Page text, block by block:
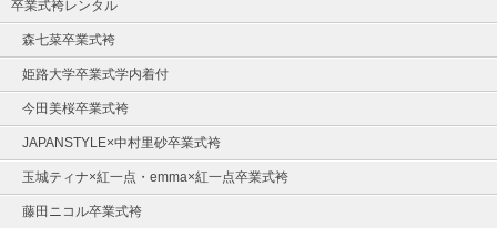
卒業式袴レンタル
森七菜卒業式袴
姫路大学卒業式学内着付
今田美桜卒業式袴
JAPANSTYLE×中村里砂卒業式袴
玉城ティナ×紅一点・emma×紅一点卒業式袴
藤田ニコル卒業式袴